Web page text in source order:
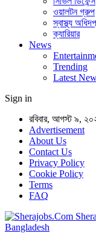
ওয়ালটন গ্রুপ
স্বাস্থ্য
ক্যারিয়ার
News
Trending
Latest
Sign in
রবিবার, আগস্ট ৯,
Advertisement
About Us
Contact Us
Privacy Policy
Cookie Policy
Terms
FAQ
Bangladesh